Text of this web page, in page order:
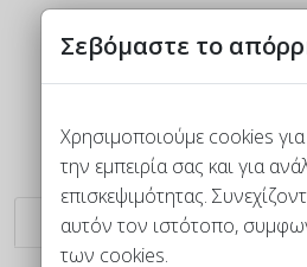
Μαρσάντ
Σεβόμαστε το
Χρησιμοποιούμε cookies
την εμπειρία σας και για
επισκεψιμότητας.
αυτόν τον ιστότοπο,
των cookies.